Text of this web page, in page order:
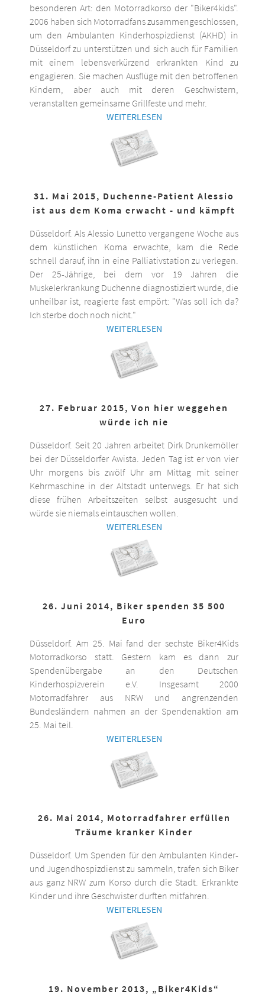
besonderen Art: den Motorradkorso der "Biker4kids".
2006 haben sich Motorradfans zusammengeschlossen,
um den Ambulanten Kinderhospizdienst (AKHD) in
Düsseldorf zu unterstützen und sich auch für Familien
mit einem lebensverkürzend erkrankten Kind zu
engagieren. Sie machen Ausflüge mit den betroffenen
Kindern, aber auch mit deren Geschwistern,
veranstalten gemeinsame Grillfeste und mehr.
WEITERLESEN
31. Mai 2015, Duchenne-Patient Alessio
ist aus dem Koma erwacht - und kämpft
Düsseldorf. Als Alessio Lunetto vergangene Woche aus
dem künstlichen Koma erwachte, kam die Rede
schnell darauf, ihn in eine Palliativstation zu verlegen.
Der 25-Jährige, bei dem vor 19 Jahren die
Muskelerkrankung Duchenne diagnostiziert wurde, die
unheilbar ist, reagierte fast empört: "Was soll ich da?
Ich sterbe doch noch nicht."
WEITERLESEN
27. Februar 2015, Von hier weggehen
würde ich nie
Düsseldorf. Seit 20 Jahren arbeitet Dirk Drunkemöller
bei der Düsseldorfer Awista. Jeden Tag ist er von vier
Uhr morgens bis zwölf Uhr am Mittag mit seiner
Kehrmaschine in der Altstadt unterwegs. Er hat sich
diese frühen Arbeitszeiten selbst ausgesucht und
würde sie niemals eintauschen wollen.
WEITERLESEN
26. Juni 2014, Biker spenden 35 500
Euro
Düsseldorf. Am 25. Mai fand der sechste Biker4Kids
Motorradkorso statt. Gestern kam es dann zur
Spendenübergabe an den Deutschen
Kinderhospizverein e.V. Insgesamt 2000
Motorradfahrer aus NRW und angrenzenden
Bundesländern nahmen an der Spendenaktion am
25. Mai teil.
WEITERLESEN
26. Mai 2014, Motorradfahrer erfüllen
Träume kranker Kinder
Düsseldorf. Um Spenden für den Ambulanten Kinder-
und Jugendhospizdienst zu sammeln, trafen sich Biker
aus ganz NRW zum Korso durch die Stadt. Erkrankte
Kinder und ihre Geschwister durften mitfahren.
WEITERLESEN
19. November 2013, „Biker4Kids“